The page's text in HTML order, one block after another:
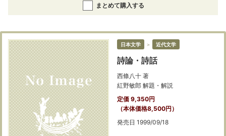
まとめて購入する
日本文学 ＞ 近代文学
詩論・詩話
西條八十 著
紅野敏郎 解題・解説
定価 9,350円
（本体価格8,500円）
発売日 1999/09/18